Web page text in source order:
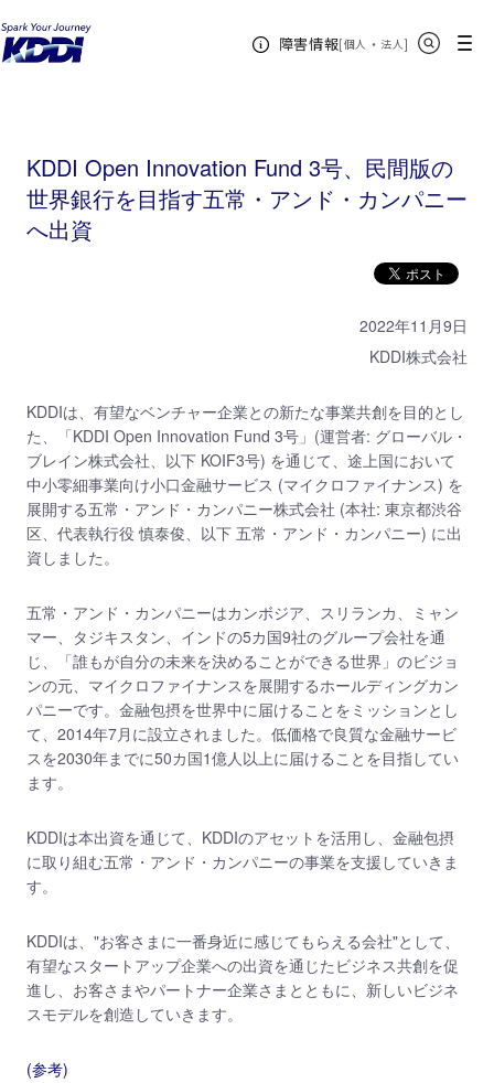
障害情報[個人 ・ 法人新規ウィンドウ
]
メニュー
KDDIホーム
Innovation Fund 3号、民間版の世界銀行を目指す五常・アンド・カンパニーへ出資
KDDI Open Innovation Fund 3号、民間版の
世界銀行を目指す五常・アンド・カンパニー
へ出資
2022年11月9日
KDDI株式会社
KDDIは、有望なベンチャー企業との新たな事業共創を目的とし
た、「KDDI Open Innovation Fund 3号」(運営者: グローバル・
ブレイン株式会社、以下 KOIF3号) を通じて、途上国において
中小零細事業向け小口金融サービス (マイクロファイナンス) を
展開する五常・アンド・カンパニー株式会社 (本社: 東京都渋谷
区、代表執行役 慎泰俊、以下 五常・アンド・カンパニー) に出
資しました。
五常・アンド・カンパニーはカンボジア、スリランカ、ミャン
マー、タジキスタン、インドの5カ国9社のグループ会社を通
じ、「誰もが自分の未来を決めることができる世界」のビジョ
ンの元、マイクロファイナンスを展開するホールディングカン
パニーです。金融包摂を世界中に届けることをミッションとし
て、2014年7月に設立されました。低価格で良質な金融サービ
スを2030年までに50カ国1億人以上に届けることを目指してい
ます。
KDDIは本出資を通じて、KDDIのアセットを活用し、金融包摂
に取り組む五常・アンド・カンパニーの事業を支援していきま
す。
KDDIは、"お客さまに一番身近に感じてもらえる会社"として、
有望なスタートアップ企業への出資を通じたビジネス共創を促
進し、お客さまやパートナー企業さまとともに、新しいビジネ
スモデルを創造していきます。
(参考)